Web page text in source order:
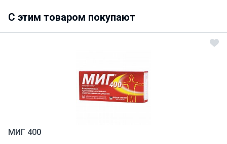
C этим товаром покупают
МИГ 400